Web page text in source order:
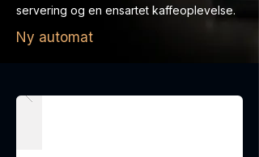
servering og en ensartet kaffeoplevelse.
Ny automat